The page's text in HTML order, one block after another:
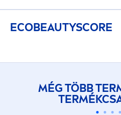
ECOBEAUTYSCORE
MÉG TÖBB